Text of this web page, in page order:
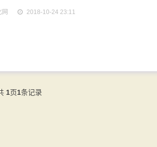
网 2018-10-24 23:11
1页1条记录